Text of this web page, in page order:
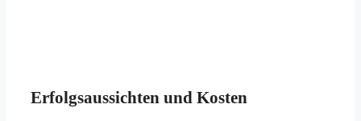
Erfolgsaussichten und Kosten